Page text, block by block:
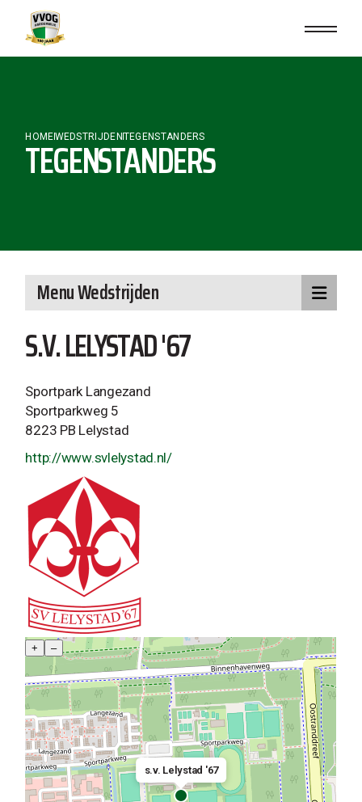
content
HOMEWEDSTRIJDEN TEGENSTANDERS
TEGENSTANDERS
S.V. LELYSTAD '67
Sportpark Langezand
Sportparkweg 5
8223 PB Lelystad
http://www.svlelystad.nl/
s.v. Lelystad '67
+ –
Menu Wedstrijden